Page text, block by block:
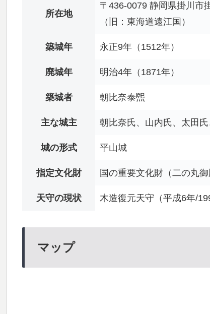
所在地
〒436-0079 静岡県掛川市
（旧：東海道遠江国）
築城年 永正9年（1512年）
廃城年 明治4年（1871年）
築城者 朝比奈泰煕
主な城主 朝比奈氏、山内氏、太田
城の形式 平山城
指定文化財 国の重要文化財（二の丸
天守の現状 木造復元天守（平成6年/
マップ